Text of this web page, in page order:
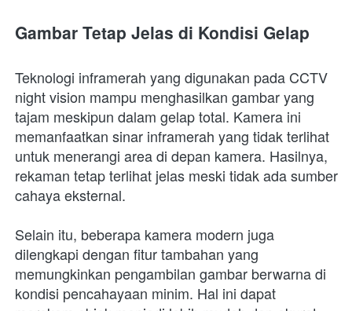
Gambar Tetap Jelas di Kondisi Gelap
Teknologi inframerah yang digunakan pada CCTV
night vision mampu menghasilkan gambar yang
tajam meskipun dalam gelap total. Kamera ini
memanfaatkan sinar inframerah yang tidak terlihat
untuk menerangi area di depan kamera. Hasilnya,
rekaman tetap terlihat jelas meski tidak ada sumber
cahaya eksternal.
Selain itu, beberapa kamera modern juga
dilengkapi dengan fitur tambahan yang
memungkinkan pengambilan gambar berwarna di
kondisi pencahayaan minim. Hal ini dapat